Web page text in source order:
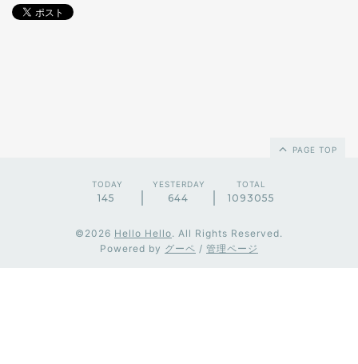
PAGE TOP
TODAY
145
YESTERDAY
644
TOTAL
1093055
©2026 Hello Hello. All Rights Reserved.
Powered by グーペ / 管理ページ